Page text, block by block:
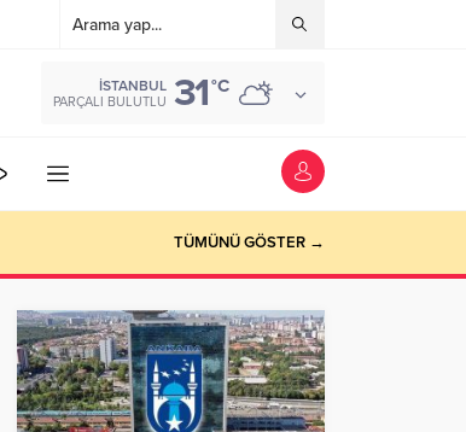
İSTANBUL
PARÇALI BULUTLU 31°C
TÜMÜNÜ GÖSTER →